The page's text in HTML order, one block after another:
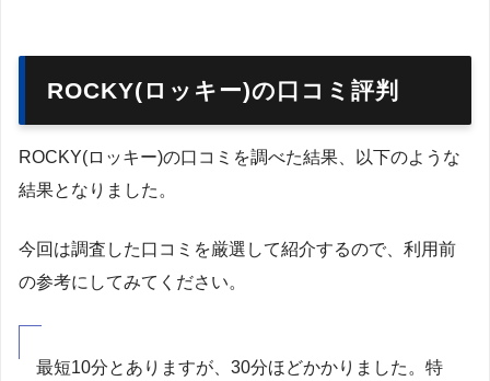
ROCKY(ロッキー)の口コミ評判
ROCKY(ロッキー)の口コミを調べた結果、以下のような
結果となりました。
今回は調査した口コミを厳選して紹介するので、利用前
の参考にしてみてください。
最短10分とありますが、30分ほどかかりました。特